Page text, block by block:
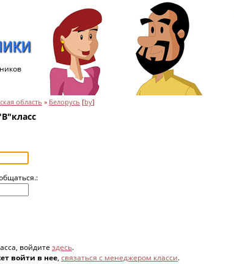
область » Белорусь [by]
войдите здесь.
войти в нее, связаться с менеджером класси.